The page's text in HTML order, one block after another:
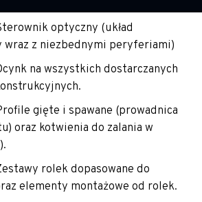
optyczny (układ
wraz z niezbednymi peryferiami)
na wszystkich dostarczanych
gięte i spawane (prowadnica
oraz kotwienia do zalania w
rolek dopasowane do
elementy montażowe od rolek.